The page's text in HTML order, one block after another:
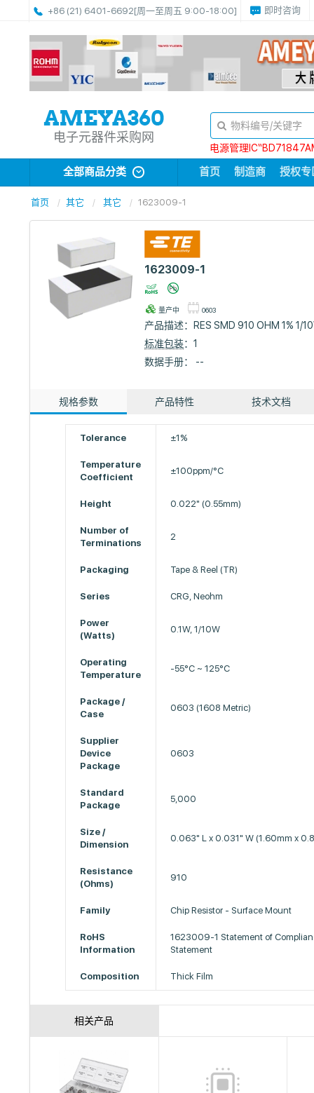
+86 (21) 6401-6692[周一至周五 9:00-18:00] 即时咨询
电子元器件采购网
电源管理
全部商品分类 首页 制造商 授权专
首页 其它 其它 1623009-1
1623009-1
量产中 0603
产品描述：
RES SMD 910 OHM 1% 1/
标准包装：1
数据手册： --
规格参数 产品特性 技术文档
Tolerance ±1%
Temperature
Coefficient
±100ppm/°C
Height 0.022" (0.55mm)
Number of
Terminations
2
Packaging Tape & Reel (TR)
Series CRG, Neohm
Power
(Watts)
0.1W, 1/10W
Operating
Temperature
-55°C ~ 125°C
Package /
Case
0603 (1608 Metric)
Supplier
Device
Package
0603
Standard
Package
5,000
Size /
Dimension
0.063" L x 0.031" W (1.60mm x
Resistance
(Ohms)
910
Family Chip Resistor - Surface Mount
RoHS
Information
1623009-1 Statement of
Statement
Composition Thick Film
相关产品